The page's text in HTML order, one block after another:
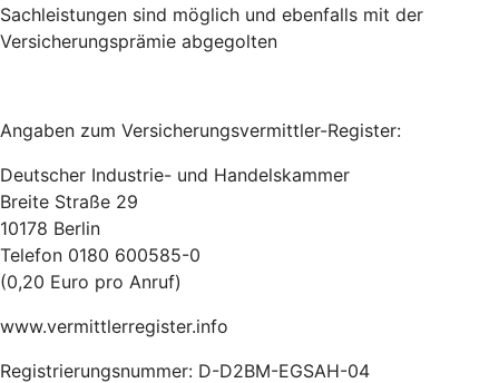
Sachleistungen sind möglich und ebenfalls mit der
Versicherungsprämie abgegolten
Angaben zum Versicherungsvermittler-Register:
Deutscher Industrie- und Handelskammer
Breite Straße 29
10178 Berlin
Telefon 0180 600585-0
(0,20 Euro pro Anruf)
www.vermittlerregister.info
Registrierungsnummer: D-D2BM-EGSAH-04